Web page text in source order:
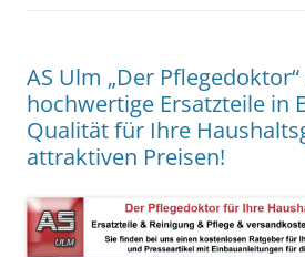
AS Ulm „Der
hochwertige Ersatzteile in
Qualität für Ihre
attraktiven Preisen!